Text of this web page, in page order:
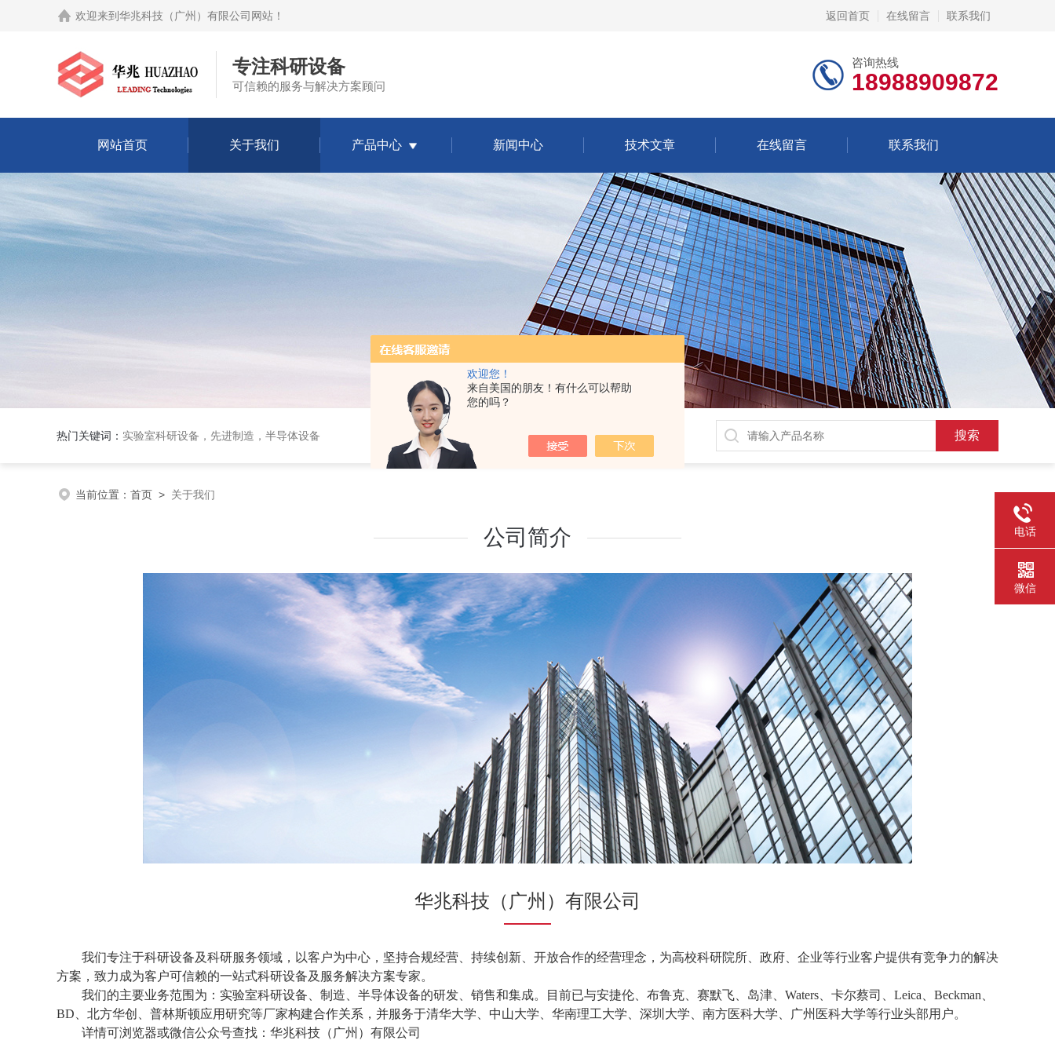
欢迎您！
来自美国的朋友！有什么可以帮助
您的吗？
欢迎来到 华兆科技（广州）有限公司网站 ！ 返回首页 在线留言 联系我们
专注科研设备
可信赖的服务与解决方案顾问
咨询热线
18988909872
网站首页 关于我们 产品中心 新闻中心 技术文章 在线留言 联系我们
热门关键词： 实验室科研设备，先进制造，半导体设备
当前位置： 首页 > 关于我们
公司简介
华兆科技（广州）有限公司
我们专注于科研设备及科研服务领域，以客户为中心，坚持合规经营、持续创新、开放合作的经营理念，为高校科研院所、政府、企业等行业客户提供有竞争力的解决
方案，致力成为客户可信赖的一站式科研设备及服务解决方案专家。
我们的主要业务范围为：实验室科研设备、制造、半导体设备的研发、销售和集成。目前已与安捷伦、布鲁克、赛默飞、岛津、Waters、卡尔蔡司、Leica、Beckman、
BD、北方华创、普林斯顿应用研究等厂家构建合作关系，并服务于清华大学、中山大学、华南理工大学、深圳大学、南方医科大学、广州医科大学等行业头部用户。
详情可浏览器或微信公众号查找：华兆科技（广州）有限公司
电话
微信